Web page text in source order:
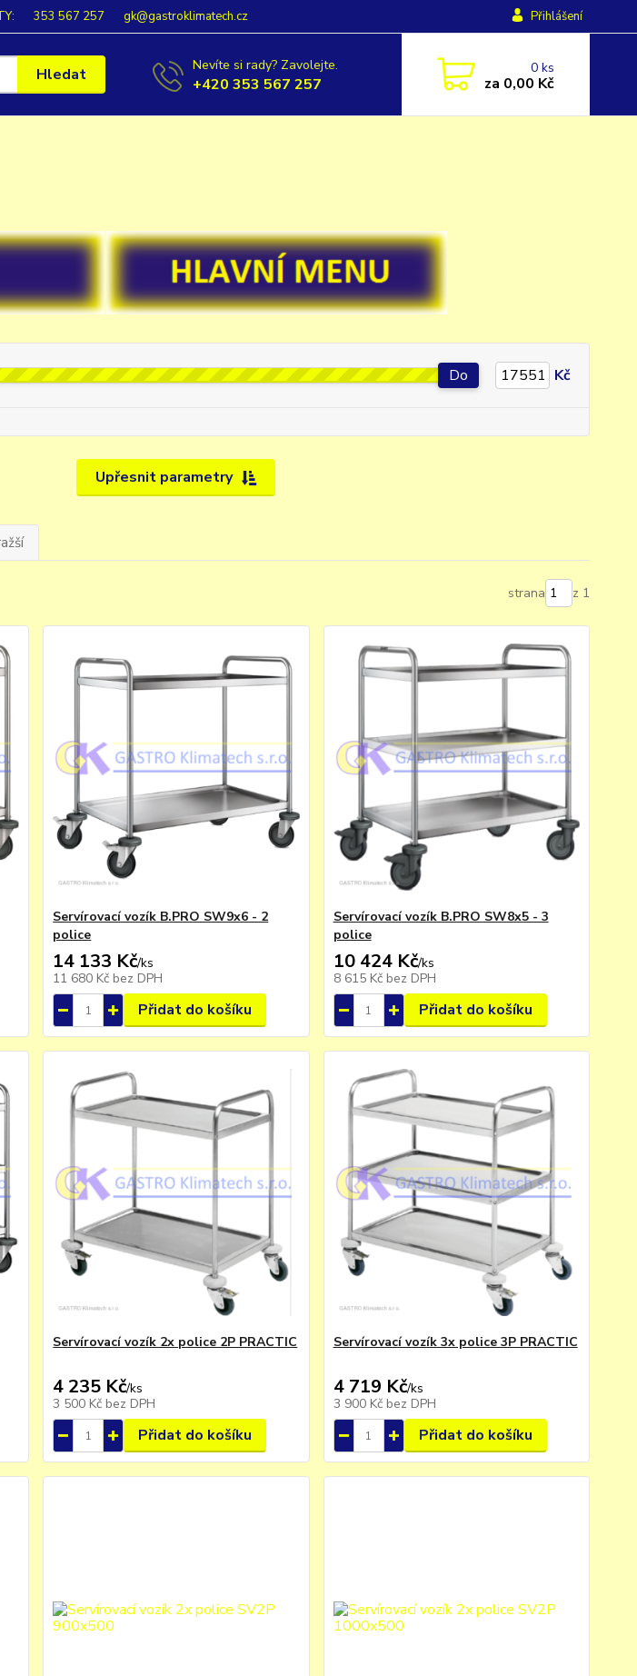
353 567 257 gk@gastroklimatech.cz Přihlášení
Hledat Nevíte si rady? Zavolejte.
+420 353 567 257
0ks
za 0,00 Kč
Upřesnit parametry
Do Kč
strana z 1
Servírovací vozík B.PRO SW9x6 - 2
police
14 133 Kč/ks
11 680 Kč bez DPH
Přidat do košíku
Servírovací vozík B.PRO SW8x5 - 3
police
10 424 Kč/ks
8 615 Kč bez DPH
Přidat do košíku
Servírovací vozík 2x police 2P PRACTIC
4 235 Kč/ks
3 500 Kč bez DPH
Přidat do košíku
Servírovací vozík 3x police 3P PRACTIC
4 719 Kč/ks
3 900 Kč bez DPH
Přidat do košíku